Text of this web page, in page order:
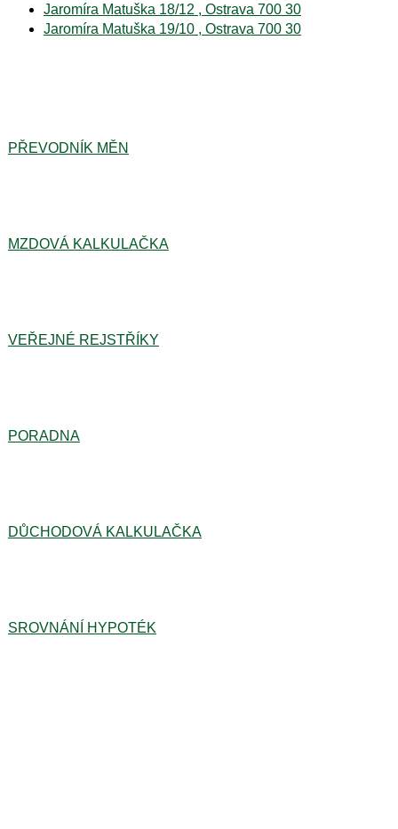
Jaromíra Matuška 18/12 , Ostrava 700 30
Jaromíra Matuška 19/10 , Ostrava 700 30
PŘEVODNÍK MĚN
MZDOVÁ KALKULAČKA
VEŘEJNÉ REJSTŘÍKY
PORADNA
DŮCHODOVÁ KALKULAČKA
SROVNÁNÍ HYPOTÉK